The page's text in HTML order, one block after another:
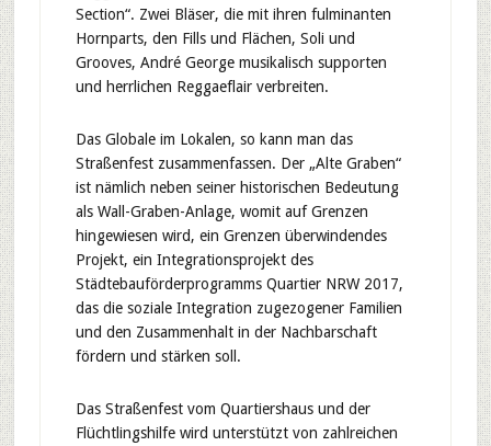
Section“. Zwei Bläser, die mit ihren fulminanten
Hornparts, den Fills und Flächen, Soli und
Grooves, André George musikalisch supporten
und herrlichen Reggaeflair verbreiten.
Das Globale im Lokalen, so kann man das
Straßenfest zusammenfassen. Der „Alte Graben“
ist nämlich neben seiner historischen Bedeutung
als Wall-Graben-Anlage, womit auf Grenzen
hingewiesen wird, ein Grenzen überwindendes
Projekt, ein Integrationsprojekt des
Städtebauförderprogramms Quartier NRW 2017,
das die soziale Integration zugezogener Familien
und den Zusammenhalt in der Nachbarschaft
fördern und stärken soll.
Das Straßenfest vom Quartiershaus und der
Flüchtlingshilfe wird unterstützt von zahlreichen